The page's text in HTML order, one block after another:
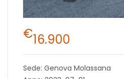
€16.900
Sede: Genova Molassana